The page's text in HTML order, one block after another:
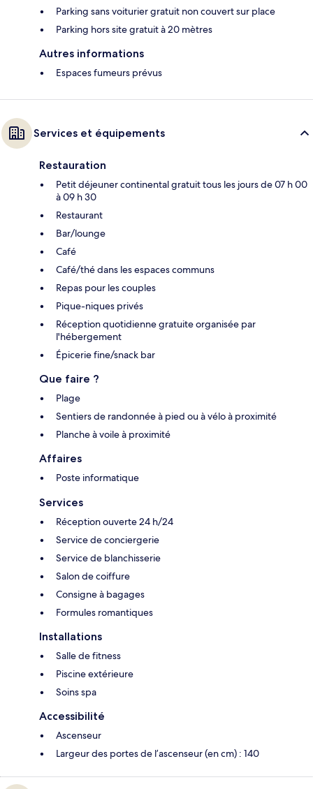
Parking sans voiturier gratuit non couvert sur place
Parking hors site gratuit à 20 mètres
Autres informations
Espaces fumeurs prévus
Services et équipements
Restauration
Petit déjeuner continental gratuit tous les jours de 07 h 00
à 09 h 30
Restaurant
Bar/lounge
Café
Café/thé dans les espaces communs
Repas pour les couples
Pique-niques privés
Réception quotidienne gratuite organisée par
l'hébergement
Épicerie fine/snack bar
Que faire ?
Plage
Sentiers de randonnée à pied ou à vélo à proximité
Planche à voile à proximité
Affaires
Poste informatique
Services
Réception ouverte 24 h/24
Service de conciergerie
Service de blanchisserie
Salon de coiffure
Consigne à bagages
Formules romantiques
Installations
Salle de fitness
Piscine extérieure
Soins spa
Accessibilité
Ascenseur
Largeur des portes de l’ascenseur (en cm) : 140